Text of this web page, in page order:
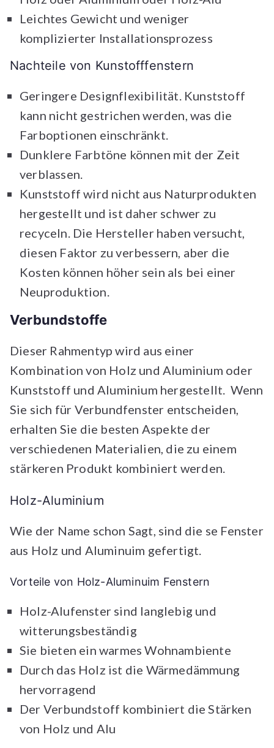
Leichtes Gewicht und weniger
komplizierter Installationsprozess
Nachteile von Kunstofffenstern
Geringere Designflexibilität. Kunststoff
kann nicht gestrichen werden, was die
Farboptionen einschränkt.
Dunklere Farbtöne können mit der Zeit
verblassen.
Kunststoff wird nicht aus Naturprodukten
hergestellt und ist daher schwer zu
recyceln. Die Hersteller haben versucht,
diesen Faktor zu verbessern, aber die
Kosten können höher sein als bei einer
Neuproduktion.
Verbundstoffe
Dieser Rahmentyp wird aus einer
Kombination von Holz und Aluminium oder
Kunststoff und Aluminium hergestellt. Wenn
Sie sich für Verbundfenster entscheiden,
erhalten Sie die besten Aspekte der
verschiedenen Materialien, die zu einem
stärkeren Produkt kombiniert werden.
Holz-Aluminium
Wie der Name schon Sagt, sind die se Fenster
aus Holz und Aluminuim gefertigt.
Vorteile von Holz-Aluminuim Fenstern
Holz-Alufenster sind langlebig und
witterungsbeständig
Sie bieten ein warmes Wohnambiente
Durch das Holz ist die Wärmedämmung
hervorragend
Der Verbundstoff kombiniert die Stärken
von Holz und Alu